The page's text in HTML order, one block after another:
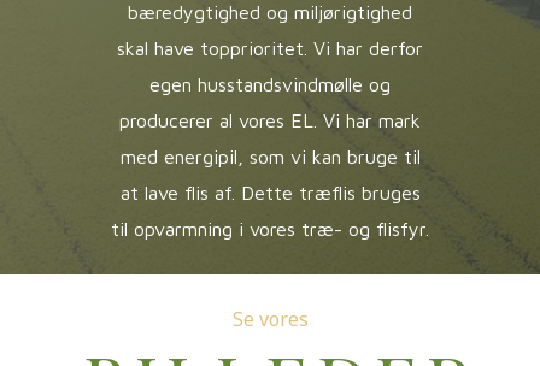
bæredygtighed og miljørigtighed
skal have topprioritet. Vi har derfor
egen husstandsvindmølle og
producerer al vores EL. Vi har mark
med energipil, som vi kan bruge til
at lave flis af. Dette træflis bruges
til opvarmning i vores træ- og flisfyr.
Se vores